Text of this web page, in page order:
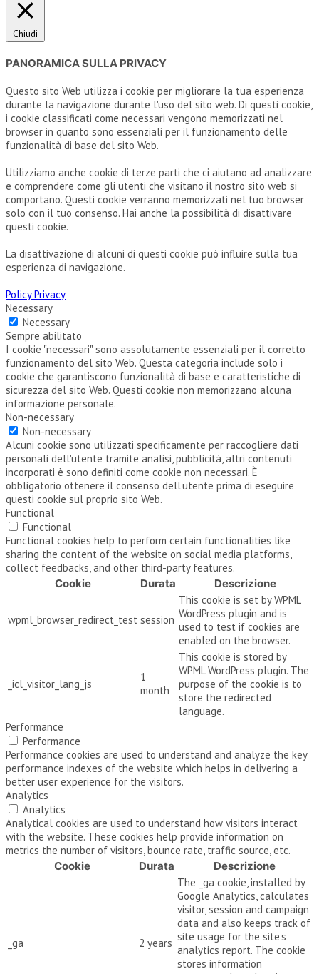
Chiudi
PANORAMICA SULLA PRIVACY
Questo sito Web utilizza i cookie per migliorare la tua esperienza
durante la navigazione durante l'uso del sito web. Di questi cookie,
i cookie classificati come necessari vengono memorizzati nel
browser in quanto sono essenziali per il funzionamento delle
funzionalità di base del sito Web.
Utilizziamo anche cookie di terze parti che ci aiutano ad analizzare
e comprendere come gli utenti che visitano il nostro sito web si
comportano. Questi cookie verranno memorizzati nel tuo browser
solo con il tuo consenso. Hai anche la possibilità di disattivare
questi cookie.
La disattivazione di alcuni di questi cookie può influire sulla tua
esperienza di navigazione.
Policy Privacy
Necessary
Necessary
Sempre abilitato
I cookie "necessari" sono assolutamente essenziali per il corretto
funzionamento del sito Web. Questa categoria include solo i
cookie che garantiscono funzionalità di base e caratteristiche di
sicurezza del sito Web. Questi cookie non memorizzano alcuna
informazione personale.
Non-necessary
Non-necessary
Alcuni cookie sono utilizzati specificamente per raccogliere dati
personali dell'utente tramite analisi, pubblicità, altri contenuti
incorporati è sono definiti come cookie non necessari. È
obbligatorio ottenere il consenso dell'utente prima di eseguire
questi cookie sul proprio sito Web.
Functional
Functional
Functional cookies help to perform certain functionalities like
sharing the content of the website on social media platforms,
collect feedbacks, and other third-party features.
Cookie
Durata Descrizione
wpml_browser_redirect_test session
This cookie is set by WPML
WordPress plugin and is
used to test if cookies are
enabled on the browser.
_icl_visitor_lang_js
1
month
This cookie is stored by
WPML WordPress plugin. The
purpose of the cookie is to
store the redirected
language.
Performance
Performance
Performance cookies are used to understand and analyze the key
performance indexes of the website which helps in delivering a
better user experience for the visitors.
Analytics
Analytics
Analytical cookies are used to understand how visitors interact
with the website. These cookies help provide information on
metrics the number of visitors, bounce rate, traffic source, etc.
Cookie
Durata Descrizione
_ga 2 years
The _ga cookie, installed by
Google Analytics, calculates
visitor, session and campaign
data and also keeps track of
site usage for the site's
analytics report. The cookie
stores information